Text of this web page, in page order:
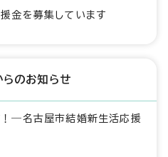
金を募集しています
のお知らせ
！―名古屋市結婚新生活応援